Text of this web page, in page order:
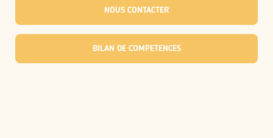
NOUS CONTACTER
BILAN DE COMPETENCES